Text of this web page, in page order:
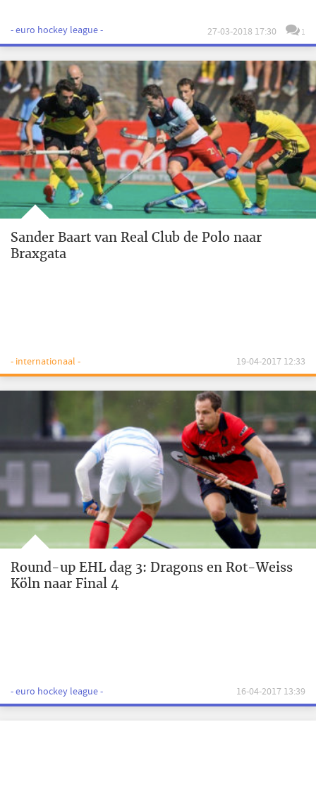
- euro hockey league - 27-03-2018 17:30 1
Sander Baart van Real Club de Polo naar
Braxgata
- internationaal - 19-04-2017 12:33
Round-up EHL dag 3: Dragons en Rot-Weiss
Köln naar Final 4
- euro hockey league - 16-04-2017 13:39